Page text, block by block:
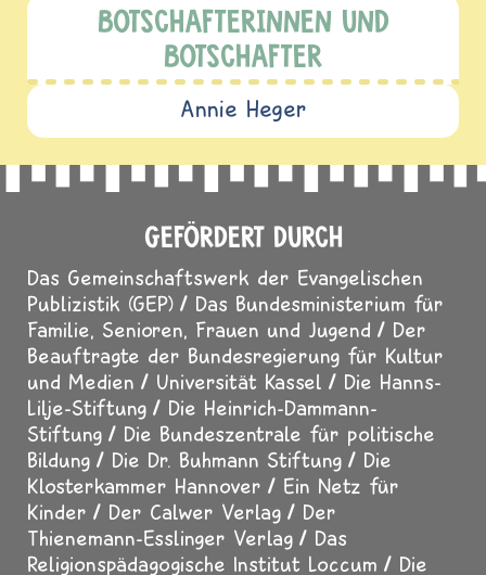
BOTSCHAFTERINNEN UND
BOTSCHAFTER
Annie Heger
GEFÖRDERT DURCH
Das Gemeinschaftswerk der Evangelischen
Publizistik (GEP)
Das Bundesministerium für
Familie, Senioren, Frauen und Jugend
Der
Beauftragte der Bundesregierung für Kultur
und Medien
Universität Kassel
Die Hanns-
Lilje-Stiftung
Die Heinrich-Dammann-
Stiftung
Die Bundeszentrale für politische
Bildung
Die Dr. Buhmann Stiftung
Die
Klosterkammer Hannover
Ein Netz für
Kinder
Der Calwer Verlag
Der
Thienemann-Esslinger Verlag
Das
Religionspädagogische Institut Loccum
Die